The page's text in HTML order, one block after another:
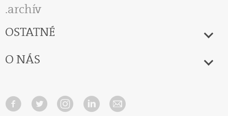
archív
OSTATNÉ
O NÁS